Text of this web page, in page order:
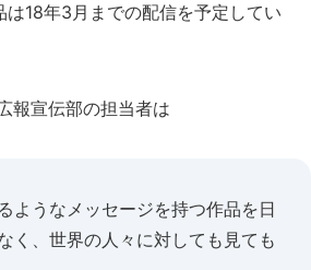
18年3月までの配信を予定してい
報宣伝部の担当者は
ようなメッセージを持つ作品を日
く、世界の人々に対しても見ても